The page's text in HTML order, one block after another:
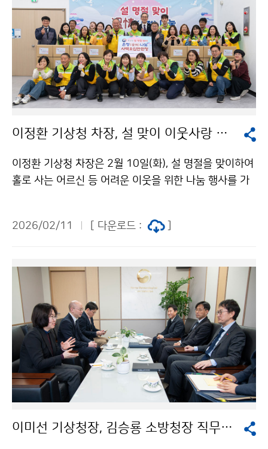
이정환 기상청 차장, 설 맞이 이웃사랑 나눔 실천
이정환 기상청 차장은 2월 10일(화), 설 명절을 맞이하여
홀로 사는 어르신 등 어려운 이웃을 위한 나눔 행사를 가
이 참석하여, 후원금을 기부하고 명절 위문 물품 100세트
2026/02/11 [ 다운로드 :
이미선 기상청장, 김승룡 소방청장 직무대행과 면담